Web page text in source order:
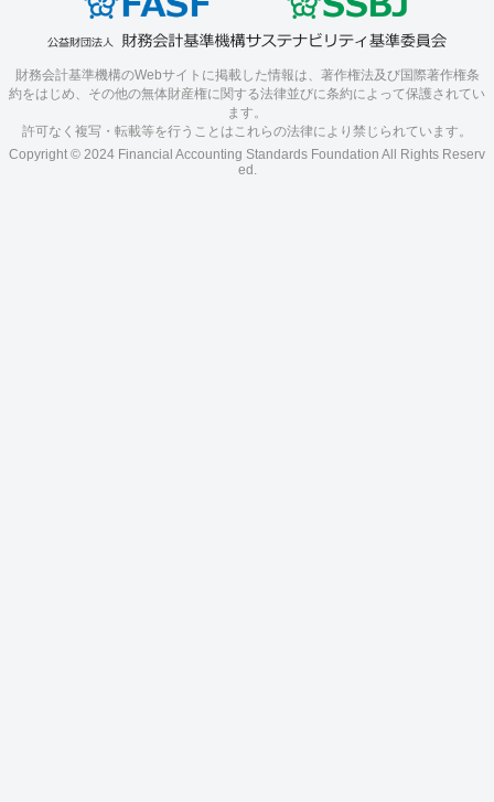
財務会計基準機構のWebサイトに掲載した情報は、著作権法及び国際著作権条
約をはじめ、その他の無体財産権に関する法律並びに条約によって保護されてい
ます。
許可なく複写・転載等を行うことはこれらの法律により禁じられています。
Copyright © 2024 Financial Accounting Standards Foundation All Rights Reserv
ed.